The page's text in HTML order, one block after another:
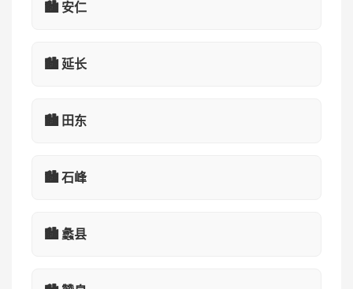
🏙️ 安仁
🏙️ 延长
🏙️ 田东
🏙️ 石峰
🏙️ 蠡县